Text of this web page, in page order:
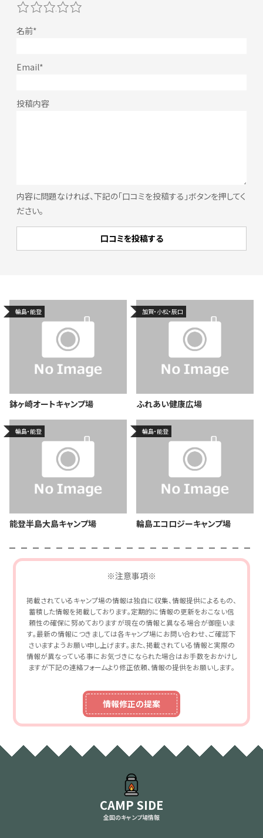
内容に問題なければ、下記の「口コミを投稿する」ボタンを押してく
ださい。
5
4
3
2
輪島・能登
鉢ヶ崎オートキャンプ場
加賀・小松・辰口
ふれあい健康広場
輪島・能登
能登半島大島キャンプ場
輪島・能登
輪島エコロジーキャンプ場
※注意事項※
掲載されているキャンプ場の情報は独自に収集、情報提供によるもの、
蓄積した情報を掲載しております。定期的に情報の更新をおこない信
頼性の確保に努めておりますが現在の情報と異なる場合が御座いま
す。最新の情報につきましては各キャンプ場にお問い合わせ、ご確認下
さいますようお願い申し上げます。また、掲載されている情報と実際の
情報が異なっている事にお気づきになられた場合はお手数をおかけし
ますが下記の連絡フォームより修正依頼、情報の提供をお願いします。
情報修正の提案
CAMP SIDE
全国のキャンプ場情報